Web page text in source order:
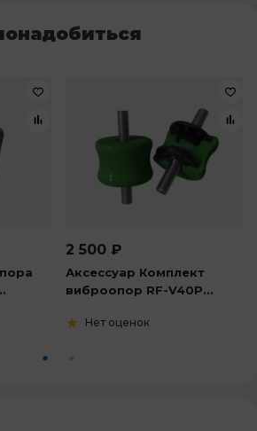
2 500 ₽
Аксессуар Комплект
виброопор RF-V40P...
Нет оценок